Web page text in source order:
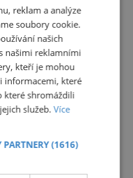
minerálů mohou
Běžně to
jídle, protože řídicí
na nárůst
ale může být s
nevnímáme.
vzniká
diuretik –
reklam a analýze
soubory cookie.
našich
našimi reklamními
kteří je mohou
informacemi, které
které shromáždili
služeb.Více
PARTNERY(1616)